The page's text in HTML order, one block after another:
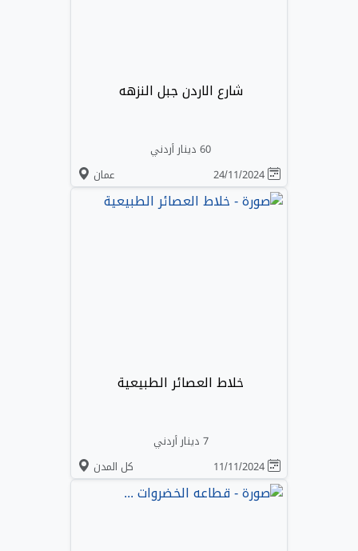
شارع الاردن جبل النزهه
60 دينار أردني
عمان
خلاط العصائر الطبيعية
7 دينار أردني
كل المدن